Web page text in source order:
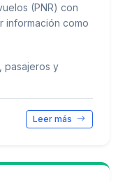
(PNR) con
información como
pasajeros y
Leer más